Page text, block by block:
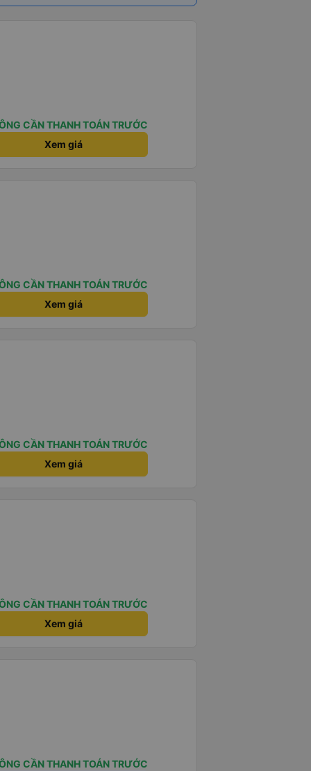
CẦN THANH TOÁN TRƯỚC
Xem giá
CẦN THANH TOÁN TRƯỚC
Xem giá
CẦN THANH TOÁN TRƯỚC
Xem giá
CẦN THANH TOÁN TRƯỚC
Xem giá
CẦN THANH TOÁN TRƯỚC